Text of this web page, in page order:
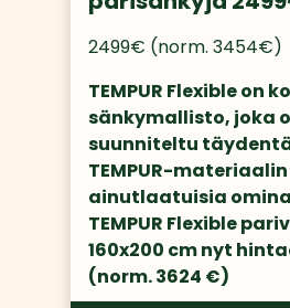
2499€ (norm. 3454€)
TEMPUR Flexible on
sänkymallisto, joka
suunniteltu
TEMPUR-materiaalin
ainutlaatuisia
TEMPUR Flexible
160x200 cm nyt
(norm. 3624 €)